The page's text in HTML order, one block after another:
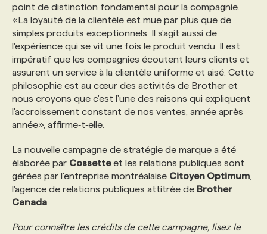
point de distinction fondamental pour la compagnie.
«La loyauté de la clientèle est mue par plus que de
simples produits exceptionnels. Il s'agit aussi de
l'expérience qui se vit une fois le produit vendu. Il est
impératif que les compagnies écoutent leurs clients et
assurent un service à la clientèle uniforme et aisé. Cette
philosophie est au cœur des activités de Brother et
nous croyons que c'est l'une des raisons qui expliquent
l'accroissement constant de nos ventes, année après
année», affirme‑t‑elle.
La nouvelle campagne de stratégie de marque a été
élaborée par Cossetteet les relations publiques sont
gérées par l'entreprise montréalaise Citoyen Optimum
l'agence de relations publiques attitrée de Brother
Canada
Pour connaître les crédits de cette campagne, lisez le